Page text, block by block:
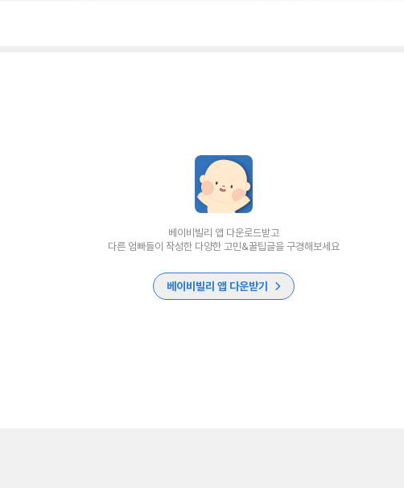
베이비빌리 앱 다운로드받고
다른 엄빠들이 작성한 다양한 고민&꿀팁글을 구경해보세요
베이비빌리 앱 다운받기